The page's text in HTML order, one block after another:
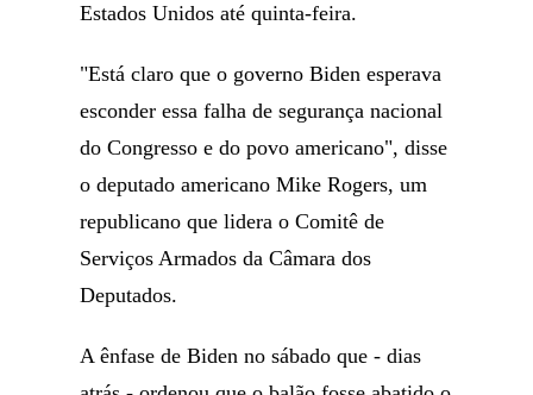
Estados Unidos até quinta-feira.
"Está claro que o governo Biden esperava
esconder essa falha de segurança nacional
do Congresso e do povo americano", disse
o deputado americano Mike Rogers, um
republicano que lidera o Comitê de
Serviços Armados da Câmara dos
Deputados.
A ênfase de Biden no sábado que - dias